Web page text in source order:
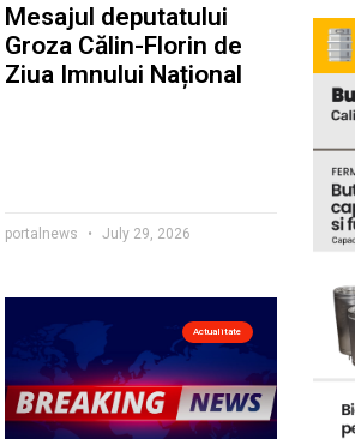
Mesajul deputatului
Groza Călin-Florin de
Ziua Imnului Național
portalnews July 29, 2026
Actualitate